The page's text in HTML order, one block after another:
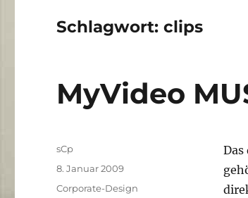
Schlagwort:clips
MyVideo
Autor
sCp
Veröffentlicht
8. Januar 2009
Kategorien
Corporate-Design